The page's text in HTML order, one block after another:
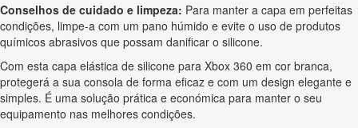
Conselhos de cuidado e limpeza: Para manter a capa em perfeitas
condições, limpe-a com um pano húmido e evite o uso de produtos
químicos abrasivos que possam danificar o silicone.
Com esta capa elástica de silicone para Xbox 360 em cor branca,
protegerá a sua consola de forma eficaz e com um design elegante e
simples. É uma solução prática e económica para manter o seu
equipamento nas melhores condições.